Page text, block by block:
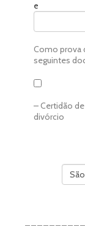
e
Como prova
seguintes
– Certidão
divórcio